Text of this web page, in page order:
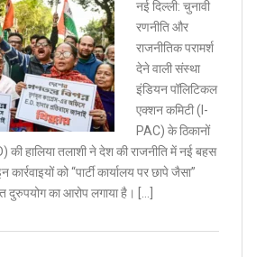
नई दिल्ली: चुनावी
रणनीति और
राजनीतिक परामर्श
देने वाली संस्था
इंडियन पॉलिटिकल
एक्शन कमिटी (I-
PAC) के ठिकानों
की हालिया तलाशी ने देश की राजनीति में नई बहस
को “पार्टी कार्यालय पर छापे जैसा”
दुरुपयोग का आरोप लगाया है। […]